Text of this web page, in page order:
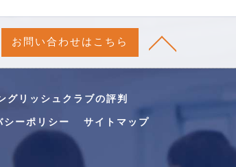
お問い合わせはこちら
グリッシュクラブの評判
シーポリシー サイトマップ